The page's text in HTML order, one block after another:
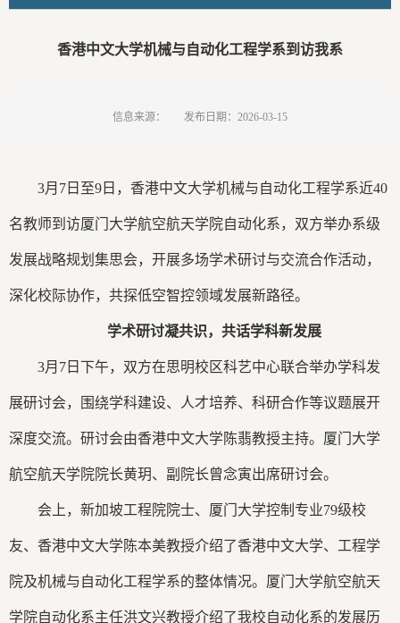
香港中文大学机械与自动化工程学系到访我系
信息来源： 发布日期：2026-03-15
3月7日至9日，香港中文大学机械与自动化工程学系近40
名教师到访厦门大学航空航天学院自动化系，双方举办系级
发展战略规划集思会，开展多场学术研讨与交流合作活动，
深化校际协作，共探低空智控领域发展新路径。
学术研讨凝共识，共话学科新发展
3月7日下午，双方在思明校区科艺中心联合举办学科发
展研讨会，围绕学科建设、人才培养、科研合作等议题展开
深度交流。研讨会由香港中文大学陈翡教授主持。厦门大学
航空航天学院院长黄玥、副院长曾念寅出席研讨会。
会上，新加坡工程院院士、厦门大学控制专业79级校
友、香港中文大学陈本美教授介绍了香港中文大学、工程学
院及机械与自动化工程学系的整体情况。厦门大学航空航天
学院自动化系主任洪文兴教授介绍了我校自动化系的发展历